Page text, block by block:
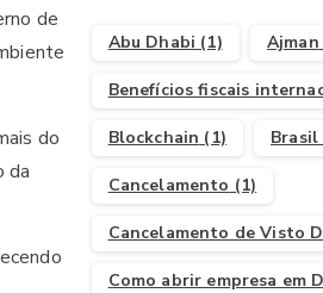
de
do
da
Abu Dhabi (1) Ajman
Benefícios fiscais
Blockchain (1) Brasil
Cancelamento (1)
Cancelamento de Visto
Como abrir empresa em